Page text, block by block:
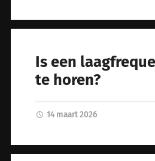
Is een
te horen?
14 maart 2026